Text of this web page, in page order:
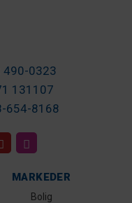
490-0323
131107
654-8168
MARKEDER
Bolig